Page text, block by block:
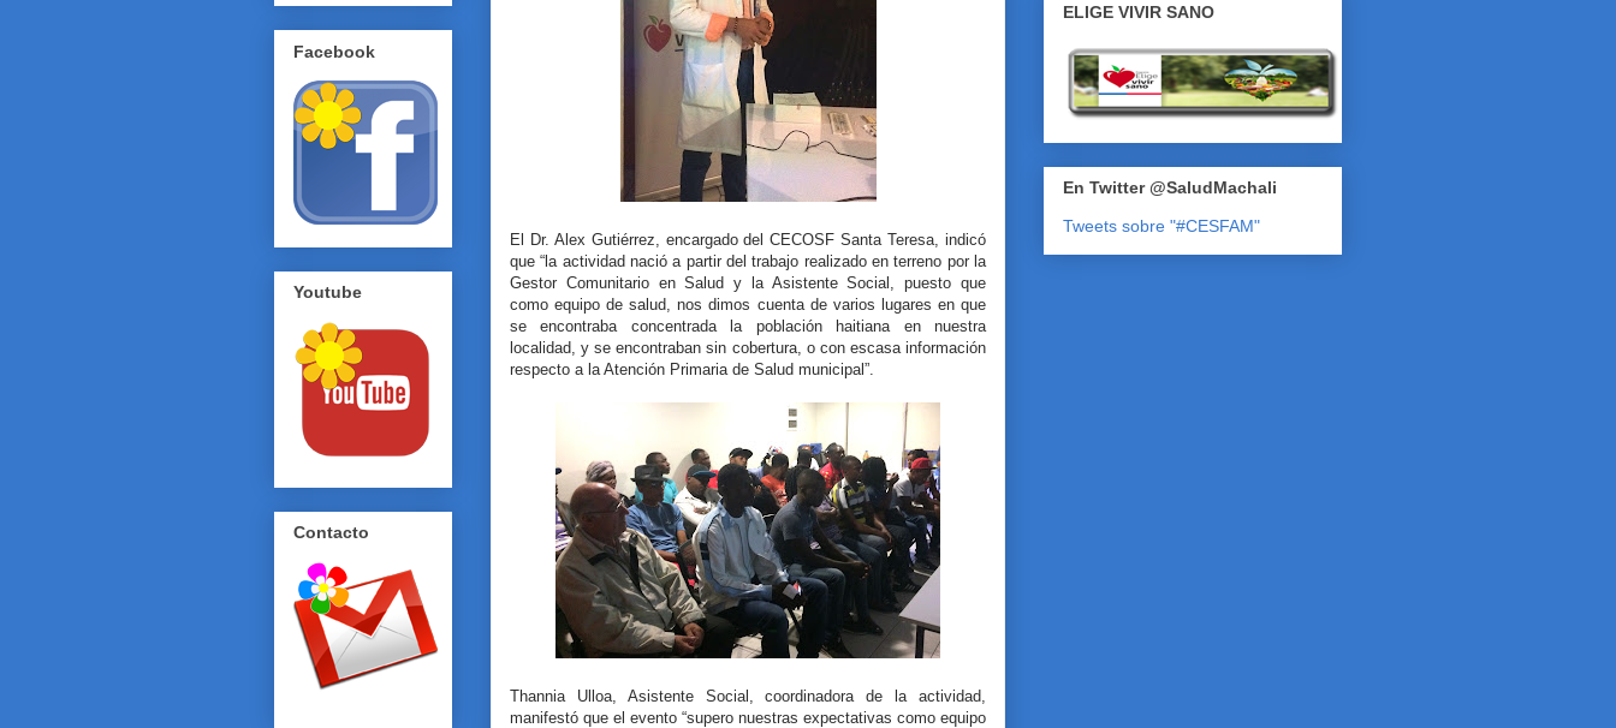
El Dr. Alex Gutiérrez, encargado del CECOSF Santa Teresa, indicó
que “la actividad nació a partir del trabajo realizado en terreno por la
Gestor Comunitario en Salud y la Asistente Social, puesto que
como equipo de salud, nos dimos cuenta de varios lugares en que
se encontraba concentrada la población haitiana en nuestra
localidad, y se encontraban sin cobertura, o con escasa información
respecto a la Atención Primaria de Salud municipal”.
Thannia Ulloa, Asistente Social, coordinadora de la actividad,
manifestó que el evento “supero nuestras expectativas como equipo
Facebook
Youtube
Contacto
ELIGE VIVIR SANO
En Twitter @SaludMachali
Tweets sobre "#CESFAM"